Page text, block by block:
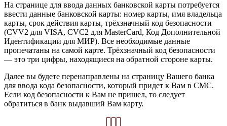
На странице для ввода данных банковской карты потребуется
ввести данные банковской карты: номер карты, имя владельца
карты, срок действия карты, трёхзначный код безопасности
(CVV2 для VISA, CVC2 для MasterCard, Код Дополнительной
Идентификации для МИР). Все необходимые данные
пропечатаны на самой карте. Трёхзначный код безопасности
— это три цифры, находящиеся на обратной стороне карты.
Далее вы будете перенаправлены на страницу Вашего банка
для ввода кода безопасности, который придет к Вам в СМС.
Если код безопасности к Вам не пришел, то следует
обратиться в банк выдавший Вам карту.